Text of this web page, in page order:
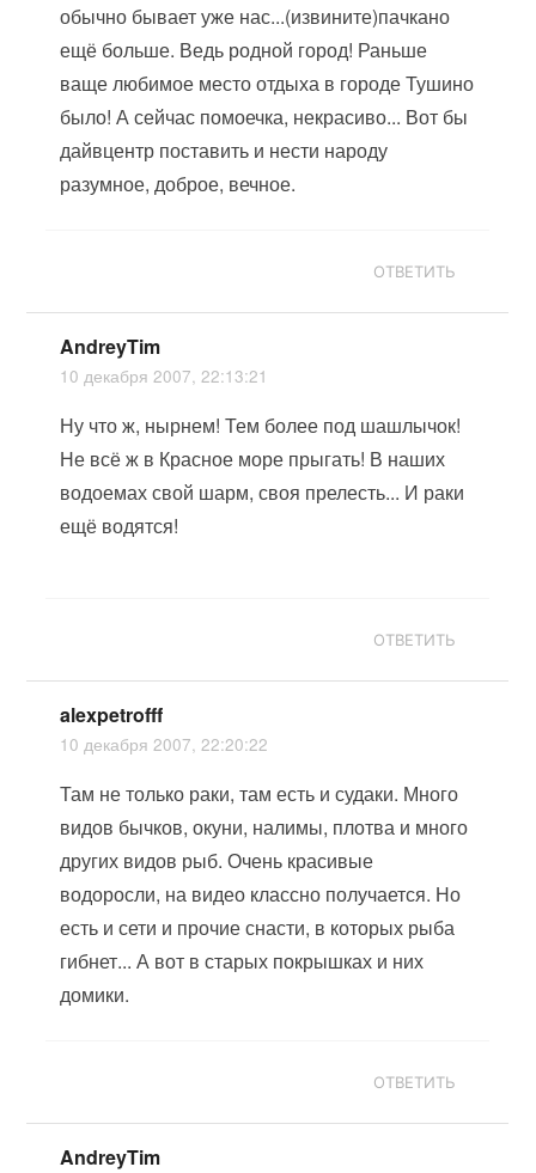
обычно бывает уже нас...(извините)пачкано
ещё больше. Ведь родной город! Раньше
ваще любимое место отдыха в городе Тушино
было! А сейчас помоечка, некрасиво... Вот бы
дайвцентр поставить и нести народу
разумное, доброе, вечное.
ОТВЕТИТЬ
AndreyTim
10 декабря 2007, 22:13:21
Ну что ж, нырнем! Тем более под шашлычок!
Не всё ж в Красное море прыгать! В наших
водоемах свой шарм, своя прелесть... И раки
ещё водятся!
ОТВЕТИТЬ
alexpetrofff
10 декабря 2007, 22:20:22
Там не только раки, там есть и судаки. Много
видов бычков, окуни, налимы, плотва и много
других видов рыб. Очень красивые
водоросли, на видео классно получается. Но
есть и сети и прочие снасти, в которых рыба
гибнет... А вот в старых покрышках и них
домики.
ОТВЕТИТЬ
AndreyTim